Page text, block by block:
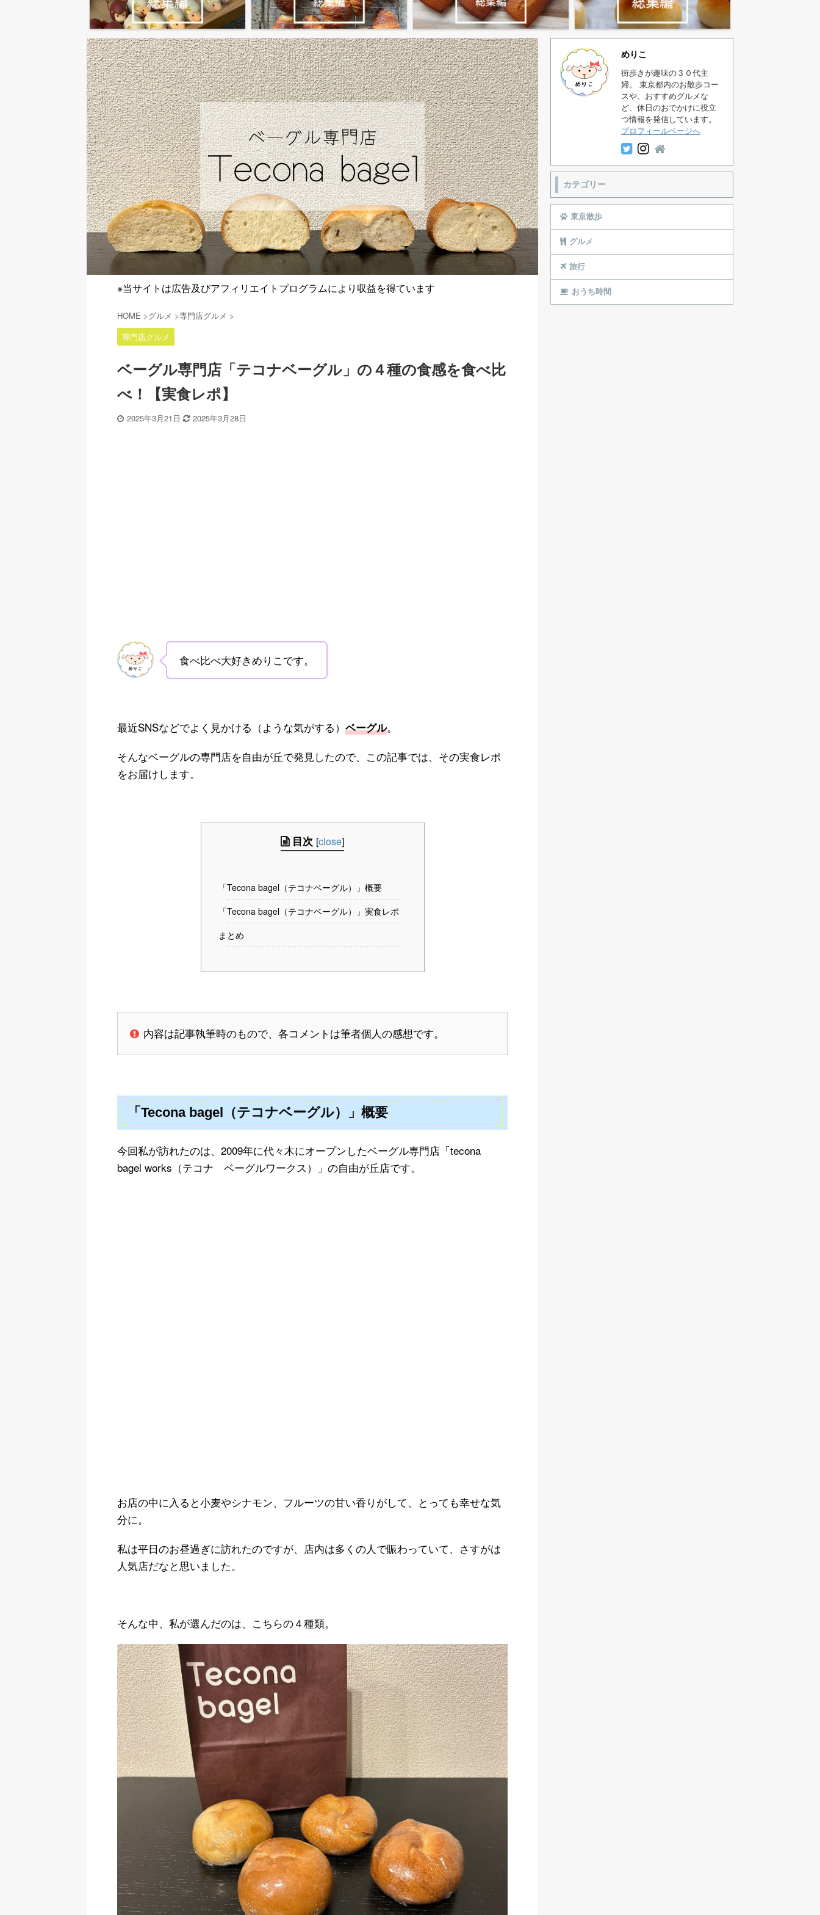
※当サイトは広告及びアフィリエイトプログラムにより収益を得ています
HOME >グルメ >専門店グルメ >
専門店グルメ
ベーグル専門店「テコナベーグル」の４種の食感を食べ比
べ！【実食レポ】
2025年3月21日 2025年3月28日
食べ比べ大好きめりこです。
最近SNSなどでよく見かける（ような気がする） ベーグル。
そんなベーグルの専門店を自由が丘で発見したので、この記事では、その実食レポ
をお届けします。
目次 [close]
「Tecona bagel（テコナベーグル）」概要
「Tecona bagel（テコナベーグル）」実食レポ
まとめ
内容は記事執筆時のもので、各コメントは筆者個人の感想です。
「Tecona bagel（テコナベーグル）」概要
今回私が訪れたのは、2009年に代々木にオープンしたベーグル専門店「tecona
bagel works（テコナ ベーグルワークス）」の自由が丘店です。
お店の中に入ると小麦やシナモン、フルーツの甘い香りがして、とっても幸せな気
分に。
私は平日のお昼過ぎに訪れたのですが、店内は多くの人で賑わっていて、さすがは
人気店だなと思いました。
そんな中、私が選んだのは、こちらの４種類。
めりこ
街歩きが趣味の３０代主
婦。 東京都内のお散歩コー
スや、おすすめグルメな
ど、休日のおでかけに役立
つ情報を発信しています。
プロフィールページへ
カテゴリー
東京散歩
グルメ
旅行
おうち時間